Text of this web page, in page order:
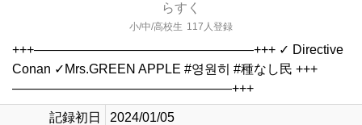
らすく
小/中/高校生 117人登録
+++—————————————————+++ ✓ Directive
Conan ✓Mrs.GREEN APPLE #영원히 #種なし民 +++
—————————————————+++
記録初日
2024/01/05